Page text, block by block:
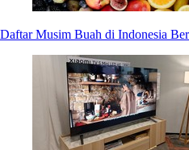
Daftar Musim Buah di Indonesia